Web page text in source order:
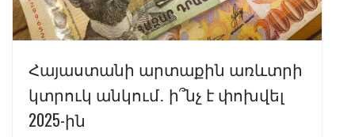
Հայաստանի արտաքին առևտրի
կտրուկ անկում․ ի՞նչ է փոխվել
2025-ին